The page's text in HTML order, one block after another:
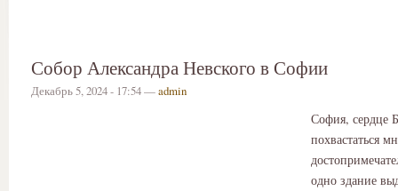
Собор Александра Невского в Софии
Декабрь 5, 2024 - 17:54 —admin
София, сердце
похвастаться
одно здание